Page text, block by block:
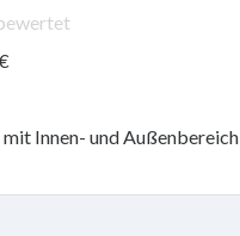
Innen- und Außenbereich